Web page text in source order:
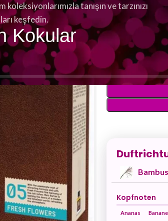
tanışın ve tarzınızı
keşfedin.
Kokular
beliebtesten
MARC BURTON
der weißen Blüten
Früchte. Machen
einer
Kopfnoten
Ananas
Banane